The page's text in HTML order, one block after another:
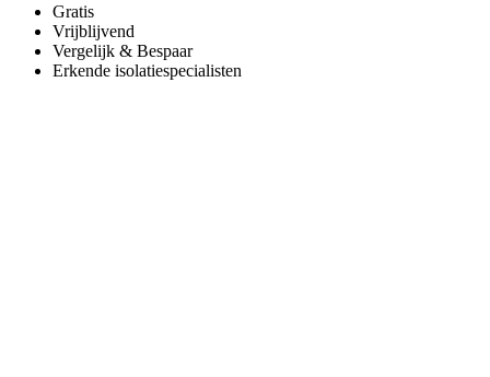
Gratis
Vrijblijvend
Vergelijk & Bespaar
Erkende isolatiespecialisten